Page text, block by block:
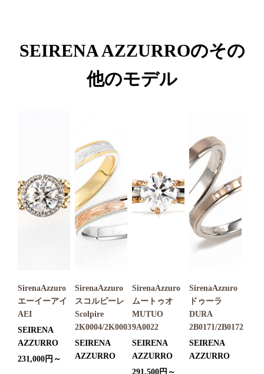
SEIRENA AZZURROのその
他のモデル
SirenaAzzuro
エーイーアイ
AEI
SEIRENA
AZZURRO
231,000円～
SirenaAzzuro
スコルピーレ
Scolpire
2K0004/2K0003
SEIRENA
AZZURRO
SirenaAzzuro
ムートゥオ
MUTUO
9A0022
SEIRENA
AZZURRO
291,500円～
SirenaAzzuro
ドゥーラ
DURA
2B0171/2B0172
SEIRENA
AZZURRO